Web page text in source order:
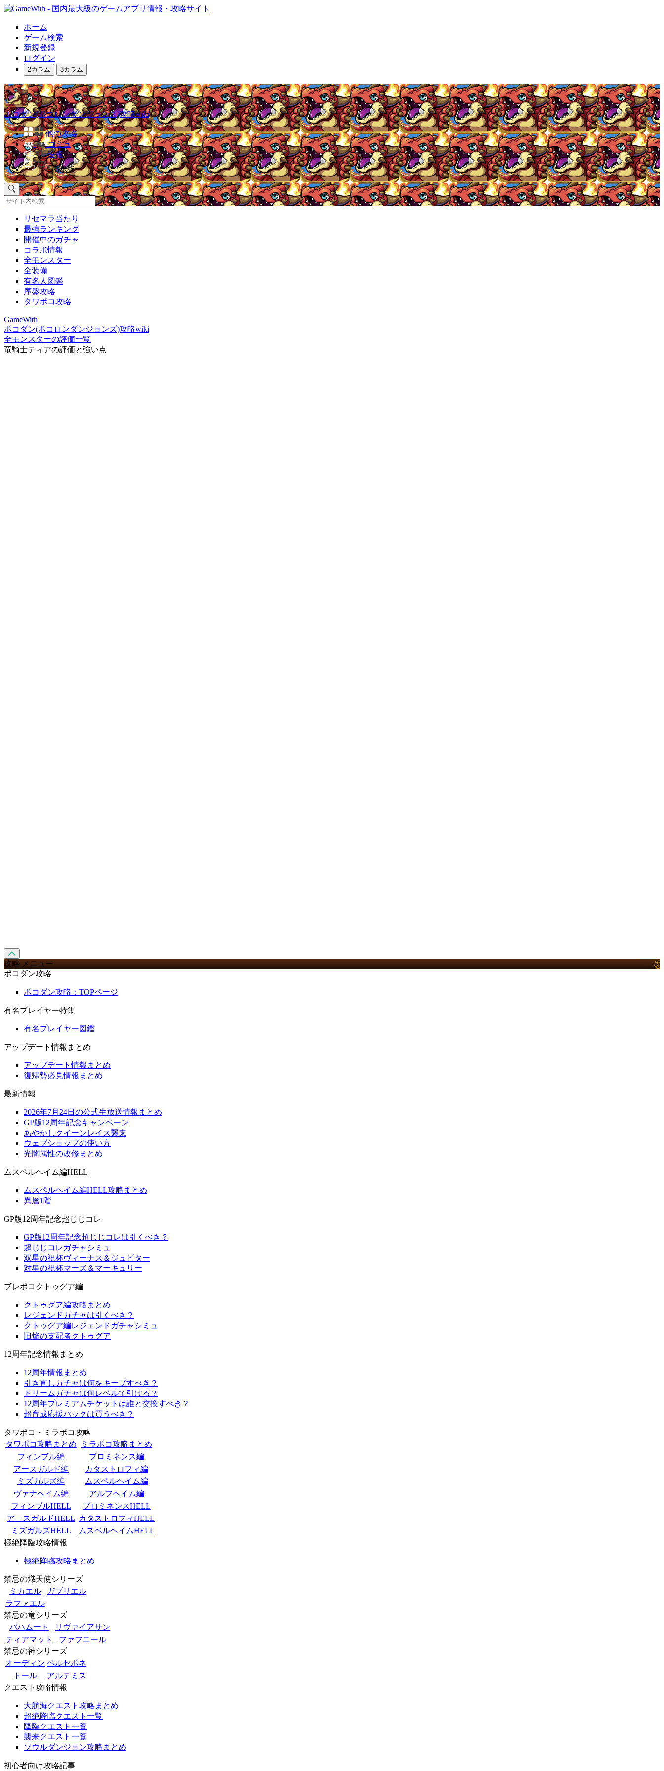
ホーム
ゲーム検索
新規登録
ログイン
2カラム 3カラム
ポコダン(ポコロンダンジョンズ)攻略wiki
他の攻略
コミュ
速報
掲示板
リセマラ当たり
最強ランキング
開催中のガチャ
コラボ情報
全モンスター
全装備
有名人図鑑
序盤攻略
タワポコ攻略
GameWith
ポコダン(ポコロンダンジョンズ)攻略wiki
全モンスターの評価一覧
竜騎士ティアの評価と強い点
攻略 メニュー
ポコダン攻略
ポコダン攻略：TOPページ
有名プレイヤー特集
有名プレイヤー図鑑
アップデート情報まとめ
アップデート情報まとめ
復帰勢必見情報まとめ
最新情報
2026年7月24日の公式生放送情報まとめ
GP版12周年記念キャンペーン
あやかしクイーンレイス襲来
ウェブショップの使い方
光闇属性の改修まとめ
ムスペルヘイム編HELL
ムスペルヘイム編HELL攻略まとめ
異層1階
GP版12周年記念超じじコレ
GP版12周年記念超じじコレは引くべき？
超じじコレガチャシミュ
双星の祝杯ヴィーナス＆ジュピター
対星の祝杯マーズ＆マーキュリー
ブレポコクトゥグア編
クトゥグア編攻略まとめ
レジェンドガチャは引くべき？
クトゥグア編レジェンドガチャシミュ
旧焔の支配者クトゥグア
12周年記念情報まとめ
12周年情報まとめ
引き直しガチャは何をキープすべき？
ドリームガチャは何レベルで引ける？
12周年プレミアムチケットは誰と交換すべき？
超育成応援パックは買うべき？
タワポコ・ミラポコ攻略
タワポコ攻略まとめ
ミラポコ攻略まとめ
フィンブル編
プロミネンス編
アースガルド編
カタストロフィ編
ミズガルズ編
ムスペルヘイム編
ヴァナヘイム編
アルフヘイム編
フィンブルHELL
プロミネンスHELL
アースガルドHELL カタストロフィHELL
ミズガルズHELL
ムスペルヘイムHELL
極絶降臨攻略情報
極絶降臨攻略まとめ
禁忌の熾天使シリーズ
ミカエル
ガブリエル
ラファエル
禁忌の竜シリーズ
バハムート
リヴァイアサン
ティアマット
ファフニール
禁忌の神シリーズ
オーディン ペルセポネ
トール
アルテミス
クエスト攻略情報
大航海クエスト攻略まとめ
超絶降臨クエスト一覧
降臨クエスト一覧
襲来クエスト一覧
ソウルダンジョン攻略まとめ
初心者向け攻略記事